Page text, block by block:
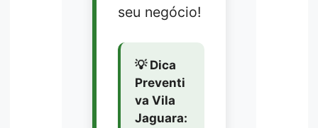
seu negócio!
💡 Dica
Preventi
va Vila
Jaguara: